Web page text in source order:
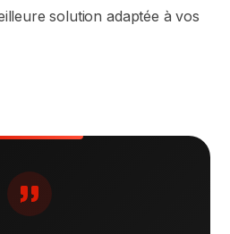
solution adaptée à vos